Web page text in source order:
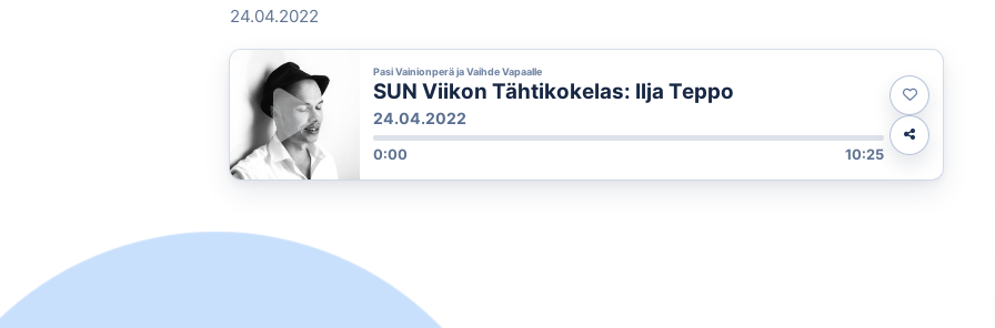
24.04.2022
Pasi Vainionperä ja Vaihde Vapaalle
SUN Viikon Tähtikokelas: Ilja Teppo
24.04.2022
0:00 10:25